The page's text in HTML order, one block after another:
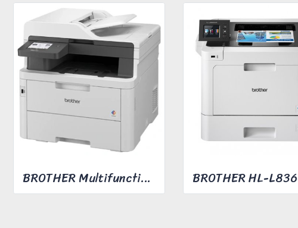
BROTHER Multifunction Printer Model MFC-L3760CDW